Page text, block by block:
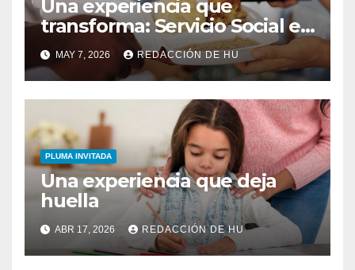
Una experiencia que
transforma: Servicio Social en
Opus Christi
MAY 7, 2026 REDACCIÓN DE HU
PLUMA INVITADA
Una experiencia que deja
huella
ABR 17, 2026 REDACCIÓN DE HU